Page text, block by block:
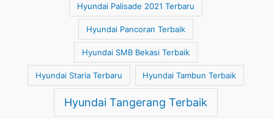
Hyundai Palisade 2021 Terbaru
Hyundai Pancoran Terbaik
Hyundai SMB Bekasi Terbaik
Hyundai Staria Terbaru Hyundai Tambun Terbaik
Hyundai Tangerang Terbaik